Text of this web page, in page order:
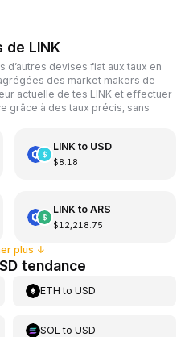
de LINK
d’autres devises fiat aux taux en
des market makers de
actuelle de tes LINK et effectuer
grâce à des taux précis, sans
LINKto USD
$8.18
LINKto ARS
$12,218.75
plus ↓
tendance
ETH toUSD
SOL toUSD